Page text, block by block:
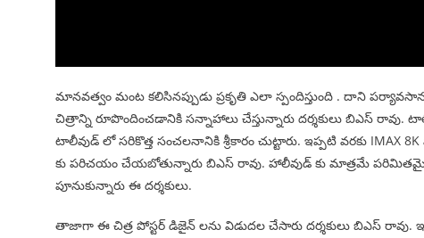
మానవత్వం మంట కలిసినప్పుడు ప్రకృతి ఎలా స్పందిస్తుంది . దాని
చిత్రాన్ని రూపొందించడానికి సన్నాహాలు చేస్తున్నారు దర్శకులు బిఎస్
టాలీవుడ్ లో సరికొత్త సంచలనానికి శ్రీకారం చుట్టారు. ఇప్పటి వరకు
కు పరిచయం చేయబోతున్నారు బిఎస్ రావు. హాలీవుడ్ కు మాత్రమే
పూనుకున్నారు ఈ దర్శకులు.
తాజాగా ఈ చిత్ర పోస్టర్ డిజైన్ లను విడుదల చేసారు దర్శకులు బిఎస్ రావు.